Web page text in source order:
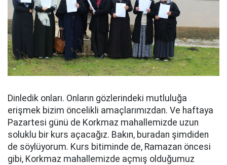
Dinledik onları. Onların gözlerindeki mutluluğa
erişmek bizim öncelikli amaçlarımızdan. Ve haftaya
Pazartesi günü de Korkmaz mahallemizde uzun
soluklu bir kurs açacağız. Bakın, buradan şimdiden
de söylüyorum. Kurs bitiminde de, Ramazan öncesi
gibi, Korkmaz mahallemizde açmış olduğumuz